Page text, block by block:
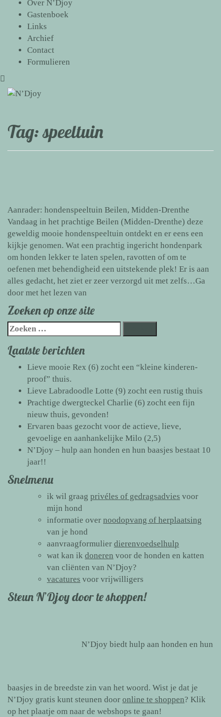
Over N’Djoy
Gastenboek
Links
Archief
Contact
Formulieren
Tag:speeltuin
Aanrader: hondenspeeltuin Beilen, Midden-Drenthe
Vandaag in het prachtige Beilen (Midden-Drenthe) deze
geweldig mooie hondenspeeltuin ontdekt en er eens een
kijkje genomen. Wat een prachtig ingericht hondenpark
om honden lekker te laten spelen, ravotten of om te
oefenen met behendigheid een uitstekende plek! Er is aan
alles gedacht, het ziet er zeer verzorgd uit met zelfs…Ga
door met het lezen van
hondenspeeltuin
Beilen,
Drenthe
Zoeken op onze site
Zoeken
naar:
Laatste berichten
Lieve mooie Rex (6) zocht een “kleine kinderen-
proof” thuis.
Lieve Labradoodle Lotte (9) zocht een rustig thuis
Prachtige dwergteckel Charlie (6) zocht een fijn
nieuw thuis, gevonden!
Ervaren baas gezocht voor de actieve, lieve,
gevoelige en aanhankelijke Milo (2,5)
N’Djoy – hulp aan honden en hun baasjes bestaat 10
jaar!!
Snelmenu
ik wil graag privéles of gedragsadvies voor
mijn hond
informatie over noodopvang of herplaatsing
van je hond
aanvraagformulier dierenvoedselhulp
wat kan ik doneren voor de honden en katten
van cliënten van N’Djoy?
vacatures voor vrijwilligers
Steun N’Djoy door te shoppen!
N’Djoy biedt hulp aan honden en hun
baasjes in de breedste zin van het woord. Wist je dat je
N’Djoy gratis kunt steunen door online te shoppen? Klik
op het plaatje om naar de webshops te gaan!